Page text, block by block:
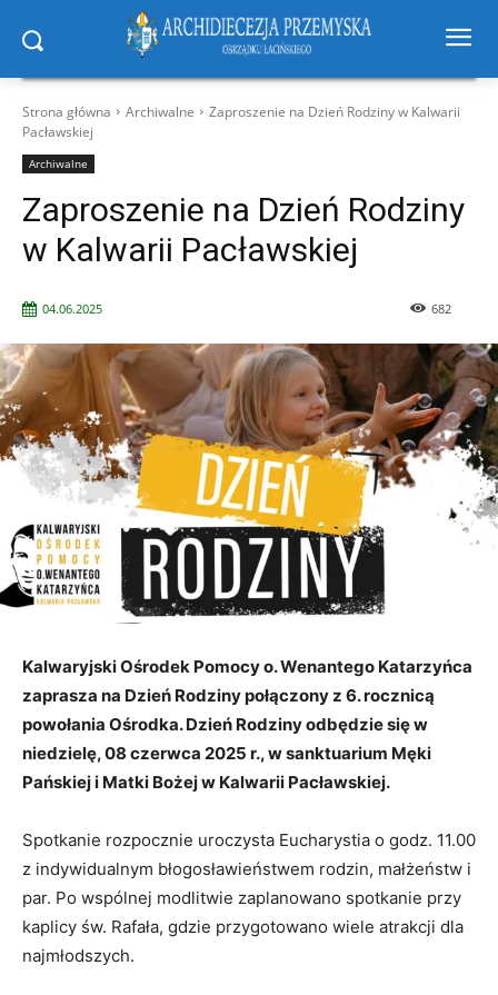
Strona główna Archiwalne
Zaproszenie na Dzień Rodziny w Kalwarii
Pacławskiej
Archiwalne
Zaproszenie na Dzień Rodziny
w Kalwarii Pacławskiej
04.06.2025 682
Kalwaryjski Ośrodek Pomocy o. Wenantego Katarzyńca
zaprasza na Dzień Rodziny połączony z 6. rocznicą
powołania Ośrodka. Dzień Rodziny odbędzie się w
niedzielę, 08 czerwca 2025 r., w sanktuarium Męki
Pańskiej i Matki Bożej w Kalwarii Pacławskiej.
Spotkanie rozpocznie uroczysta Eucharystia o godz. 11.00
z indywidualnym błogosławieństwem rodzin, małżeństw i
par. Po wspólnej modlitwie zaplanowano spotkanie przy
kaplicy św. Rafała, gdzie przygotowano wiele atrakcji dla
najmłodszych.